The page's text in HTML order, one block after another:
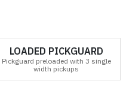
LOADED PICKGUARD
Pickguard preloaded with 3 single
width pickups